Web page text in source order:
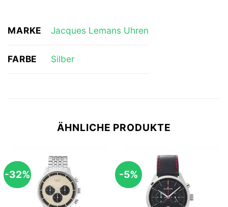
MARKE Jacques Lemans Uhren
FARBE Silber
ÄHNLICHE PRODUKTE
-32% -5%